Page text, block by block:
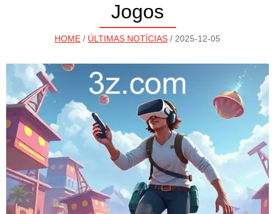
Jogos
HOME / ÚLTIMAS NOTÍCIAS / 2025-12-05